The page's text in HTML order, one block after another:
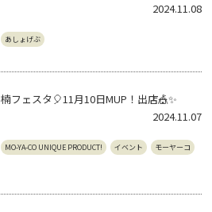
2024.11.08
あしょげぶ
楠フェスタ🎈11月10日MUP！出店🎪✨
2024.11.07
MO-YA-CO UNIQUE PRODUCT! イベント モーヤーコ